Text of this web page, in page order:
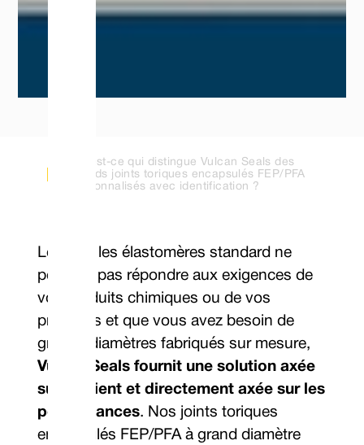
Qu'est-ce qui distingue Vulcan Seals des
grands joints toriques encapsulés FEP/PFA
personnalisés avec identification ?
Lorsque les élastomères standard ne
peuvent pas répondre aux exigences de
vos produits chimiques ou de vos
procédés et que vous avez besoin de
grands diamètres fabriqués sur mesure,
Vulcan Seals fournit une solution axée
sur le client et directement axée sur les
performances. Nos joints toriques
encapsulés FEP/PFA à grand diamètre